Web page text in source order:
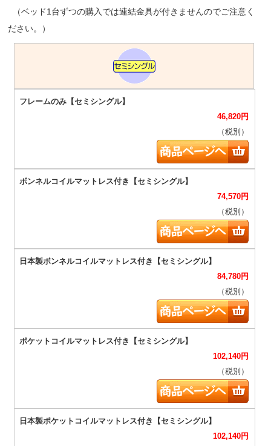
（ベッド1台ずつの購入では連結金具が付きませんのでご注意く
ださい。）
46,820円
（税別）
74,570円
（税別）
84,780円
（税別）
102,140円
（税別）
102,140円